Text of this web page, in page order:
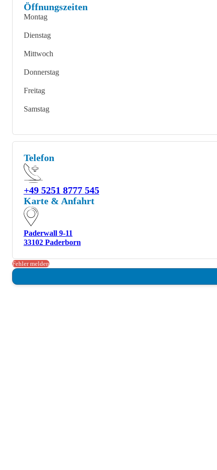
Telefon
+49 5251 8777 545
Karte & Anfahrt
Paderwall 9-11
33102 Paderborn
Öffnungszeiten
Montag
Dienstag
Mittwoch
Donnerstag
Freitag
Samstag
Fehler melden